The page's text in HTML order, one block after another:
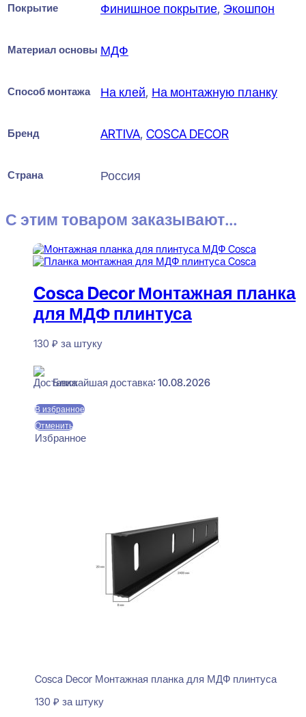
Покрытие Финишное покрытие, Экошпон
Материал основы МДФ
Способ монтажа На клей, На монтажную планку
Бренд ARTIVA, COSCA DECOR
Страна Россия
С этим товаром заказывают...
Cosca Decor Монтажная планка
для МДФ плинтуса
130 ₽ за штуку
Ближайшая доставка: 10.08.2026
В избранное
Отменить
Избранное
Cosca Decor Монтажная планка для МДФ плинтуса
130 ₽ за штуку